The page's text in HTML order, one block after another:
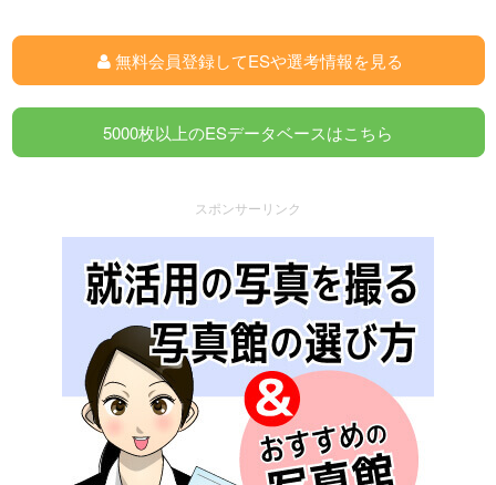
無料会員登録してESや選考情報を見る
5000枚以上のESデータベースはこちら
スポンサーリンク